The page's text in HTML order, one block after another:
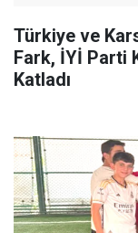
Türkiye ve
Fark, İYİ Parti
Katladı